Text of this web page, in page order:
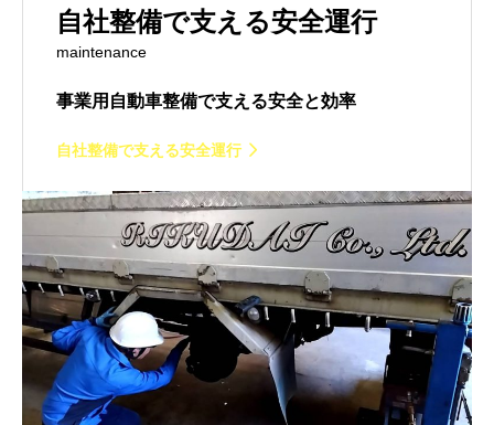
自社整備で支える安全運行
maintenance
事業用自動車整備で支える安全と効率
自社整備で支える安全運行